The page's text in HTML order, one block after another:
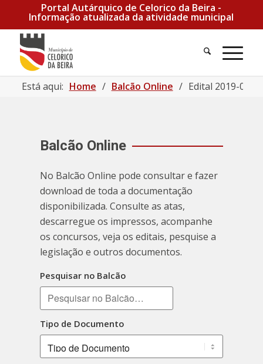
Portal Autárquico de Celorico da Beira -
Informação atualizada da atividade municipal
Pesquisa
Está aqui: Home / Balcão Online / Edital 2019-01-
Balcão Online
No Balcão Online pode consultar e fazer
download de toda a documentação
disponibilizada. Consulte as atas,
descarregue os impressos, acompanhe
os concursos, veja os editais, pesquise a
legislação e outros documentos.
Pesquisar no Balcão
Tipo de Documento